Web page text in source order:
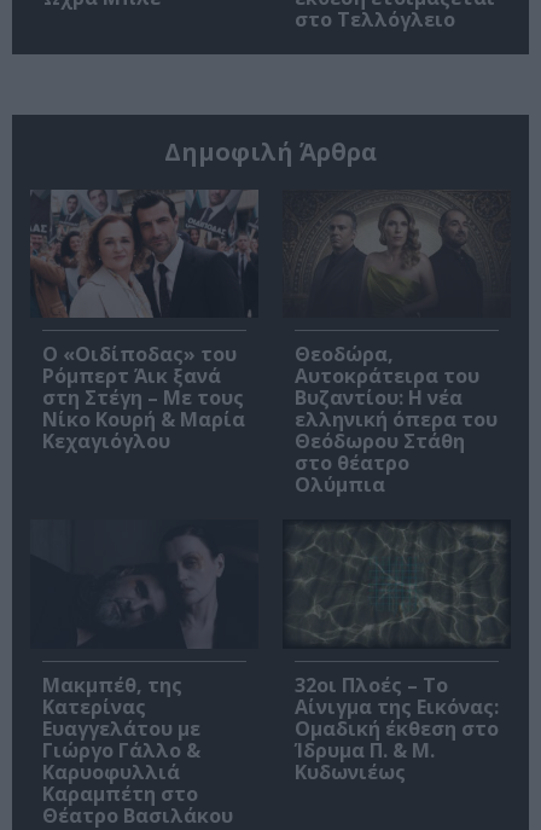
στο Τελλόγλειο
Δημοφιλή Άρθρα
O «Οιδίποδας» του
Ρόμπερτ Άικ ξανά
στη Στέγη – Με τους
Νίκο Κουρή & Μαρία
Κεχαγιόγλου
Θεοδώρα,
Αυτοκράτειρα του
Βυζαντίου: Η νέα
ελληνική όπερα του
Θεόδωρου Στάθη
στο θέατρο
Ολύμπια
Μακμπέθ, της
Κατερίνας
Ευαγγελάτου με
Γιώργο Γάλλο &
Καρυοφυλλιά
Καραμπέτη στο
Θέατρο Βασιλάκου
32οι Πλοές – Το
Αίνιγμα της Εικόνας:
Ομαδική έκθεση στο
Ίδρυμα Π. & Μ.
Κυδωνιέως